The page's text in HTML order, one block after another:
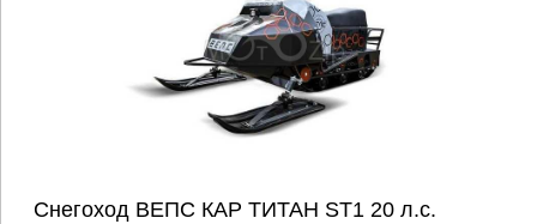
Снегоход ВЕПС КАР ТИТАН ST1 20 л.с.